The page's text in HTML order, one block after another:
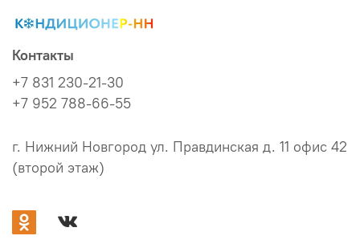
Контакты
+7 831 230-21-30
+7 952 788-66-55
г. Нижний Новгород ул. Правдинская д. 11 офис 42
(второй этаж)